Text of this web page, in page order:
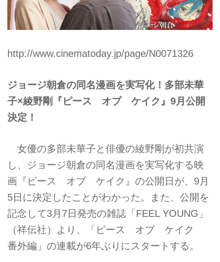
http://www.cinematoday.jp/page/N0071326
ジョージ朝倉の同名漫画を実写化！多部未華
子×綾野剛『ピース オブ ケイク』9月公開
決定！
女優の多部未華子と俳優の綾野剛が初共演
し、ジョージ朝倉の同名漫画を実写化する映
画『ピース オブ ケイク』の公開日が、9月
5日に決定したことがわかった。また、公開を
記念して3月7日発売の雑誌「FEEL YOUNG」
（祥伝社）より、「ピース オブ ケイク
番外編」の連載が6年ぶりにスタートする。